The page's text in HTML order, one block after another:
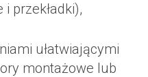
przekładki),
ułatwiającymi
montażowe lub